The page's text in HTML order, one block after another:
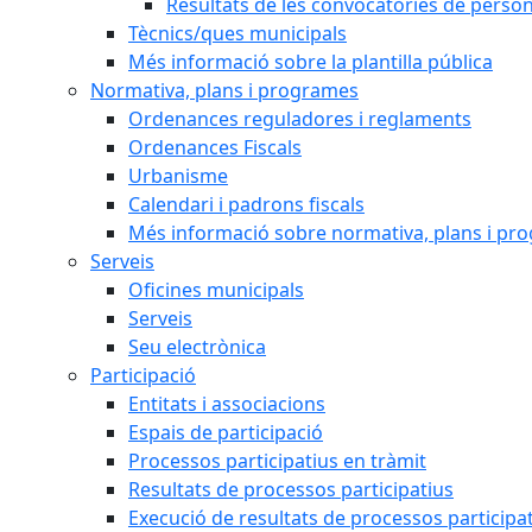
Tècnics/ques municipals
Més informació sobre la plantilla pública
Normativa, plans i programes
Ordenances reguladores i reglaments
Ordenances Fiscals
Urbanisme
Calendari i padrons fiscals
Més informació sobre normativa, plans i
Serveis
Oficines municipals
Serveis
Seu electrònica
Participació
Entitats i associacions
Espais de participació
Processos participatius en tràmit
Resultats de processos participatius
Execució de resultats de processos